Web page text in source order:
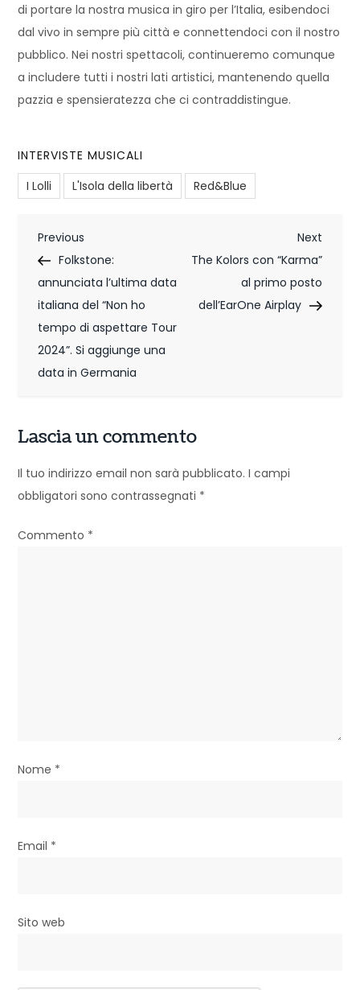
di portare la nostra musica in giro per l’Italia, esibendoci
dal vivo in sempre più città e connettendoci con il nostro
pubblico. Nei nostri spettacoli, continueremo comunque
a includere tutti i nostri lati artistici, mantenendo quella
pazzia e spensieratezza che ci contraddistingue.
INTERVISTE MUSICALI
I Lolli
L'Isola della libertà Red&Blue
N
a
v
i
g
z
o
l
Previous
Post
Previous
Folkstone:
annunciata l’ultima data
italiana del “Non ho
tempo di aspettare Tour
2024”. Si aggiunge una
data in Germania
Next
Post
Next
The Kolors con “Karma”
al primo posto
dell’EarOne Airplay
Lascia un commento
Il tuo indirizzo email non sarà pubblicato. I campi
obbligatori sono contrassegnati *
Commento *
Nome *
Email *
Sito web